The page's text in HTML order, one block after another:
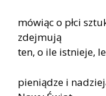
mówiąc o płci
zdejmują
ten, o ile istnieje,
pieniądze i